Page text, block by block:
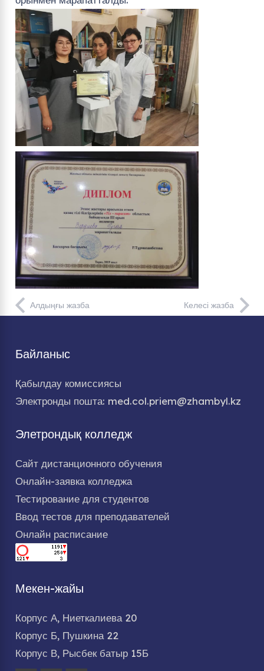
Алдыңғы жазба Келесі жазба
Байланыс
Қабылдау комиссиясы
Электронды пошта: med.col.priem@zhambyl.kz
Элетрондық колледж
Сайт дистанционного обучения
Онлайн-заявка колледжа
Тестирование для студентов
Ввод тестов для преподавателей
Онлайн расписание
Мекен-жайы
Корпус А, Ниеткалиева 20
Корпус Б, Пушкина 22
Корпус В, Рысбек батыр 15Б